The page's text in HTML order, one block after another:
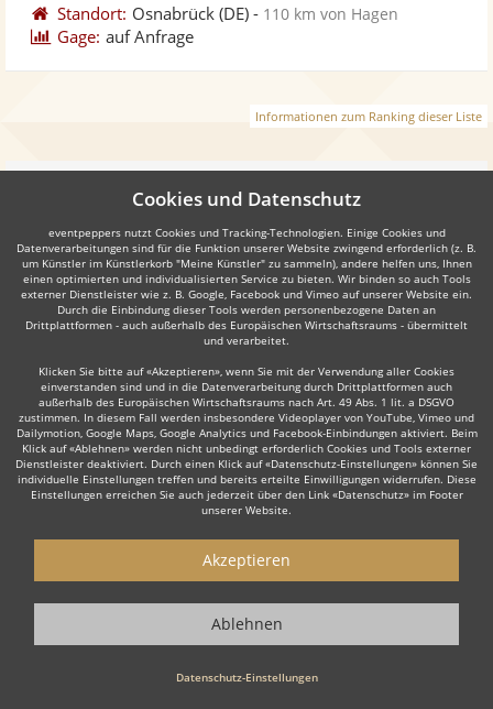
Standort: Osnabrück (DE) - 110 km von Hagen
Gage: auf Anfrage
Informationen zum Ranking dieser Liste
Weiter
Auch interessant:
Latin DJane Club DJ Mobiler DJ Rock Tanz- &
Starten Sie mit dem Button 'Kostenlos anfragen' eine Anfrage an die für
Sie interessanten DJs - also z. B. bestimmte Hochzeits DJs. Diesen
Button finden Sie auf den jeweiligen Künstler-Profil-Seiten der
Cookies und Datenschutz
eventpeppers nutzt Cookies und Tracking-Technologien. Einige Cookies und
Datenverarbeitungen sind für die Funktion unserer Website zwingend erforderlich (z. B.
um Künstler im Künstlerkorb "Meine Künstler" zu sammeln), andere helfen uns, Ihnen
einen optimierten und individualisierten Service zu bieten. Wir binden so auch Tools
externer Dienstleister wie z. B. Google, Facebook und Vimeo auf unserer Website ein.
Durch die Einbindung dieser Tools werden personenbezogene Daten an
Drittplattformen - auch außerhalb des Europäischen Wirtschaftsraums - übermittelt
und verarbeitet.
Klicken Sie bitte auf «Akzeptieren», wenn Sie mit der Verwendung aller Cookies
einverstanden sind und in die Datenverarbeitung durch Drittplattformen auch
außerhalb des Europäischen Wirtschaftsraums nach Art. 49 Abs. 1 lit. a DSGVO
zustimmen. In diesem Fall werden insbesondere Videoplayer von YouTube, Vimeo und
Dailymotion, Google Maps, Google Analytics und Facebook-Einbindungen aktiviert. Beim
Klick auf «Ablehnen» werden nicht unbedingt erforderlich Cookies und Tools externer
Dienstleister deaktiviert. Durch einen Klick auf «Datenschutz-Einstellungen» können Sie
individuelle Einstellungen treffen und bereits erteilte Einwilligungen widerrufen. Diese
Einstellungen erreichen Sie auch jederzeit über den Link «Datenschutz» im Footer
unserer Website.
Datenschutz-Einstellungen
Akzeptieren
Ablehnen